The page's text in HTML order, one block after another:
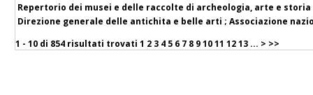
Repertorio dei musei e delle raccolte di archeologia, arte e
Direzione generale delle antichita e belle arti ; Associazione
1 - 10 di 854 risultati trovati 1 2 3 4 5 6 7 8 91011 1213 ... > >>